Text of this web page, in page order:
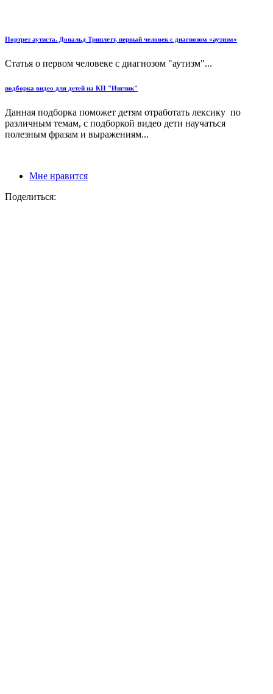
Портрет аутиста. Дональд Триплетт, первый человек с диагнозом «аутизм»
Статья о первом человеке с диагнозом "аутизм"...
подборка видео для детей на КП "Инглик"
Данная подборка поможет детям отработать лексику по
различным темам, с подборкой видео дети научаться
полезным фразам и выражениям...
Мне нравится
Поделиться: